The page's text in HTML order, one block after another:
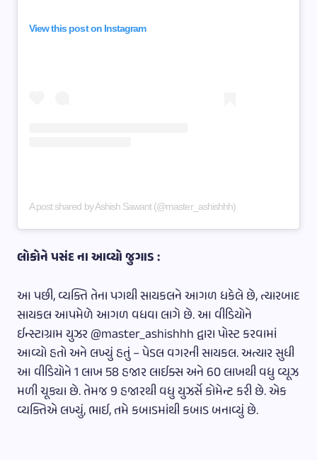
View this post on Instagram
A post shared by Ashish Sawant (@master_ashishhh)
લોકોને પસંદ ના આવ્યો જુગાડ :
આ પછી, વ્યક્તિ તેના પગથી સાયકલને આગળ ધકેલે છે, ત્યારબાદ
સાયકલ આપમેળે આગળ વધવા લાગે છે. આ વીડિયોને
ઈન્સ્ટાગ્રામ યુઝર @master_ashishhh દ્વારા પોસ્ટ કરવામાં
આવ્યો હતો અને લખ્યું હતું – પેડલ વગરની સાયકલ. અત્યાર સુધી
આ વીડિયોને 1 લાખ 58 હજાર લાઈક્સ અને 60 લાખથી વધુ વ્યૂઝ
મળી ચૂક્યા છે. તેમજ 9 હજારથી વધુ યુઝર્સે કોમેન્ટ કરી છે. એક
વ્યક્તિએ લખ્યું, ભાઈ, તમે કબાડમાંથી કબાડ બનાવ્યું છે.